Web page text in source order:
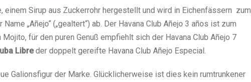
einem Sirup aus Zuckerrohr hergestellt und wird in Eichenfässern zum
„Añejo“ („gealtert“) ab. Der Havana Club Añejo 3 años ist zum
für den puren Genuß empfiehlt sich der Havana Club Añejo 7
Libreder doppelt gereifte Havana Club Añejo Especial.
Galionsfigur der Marke. Glücklicherweise ist dies kein rumtrunkener